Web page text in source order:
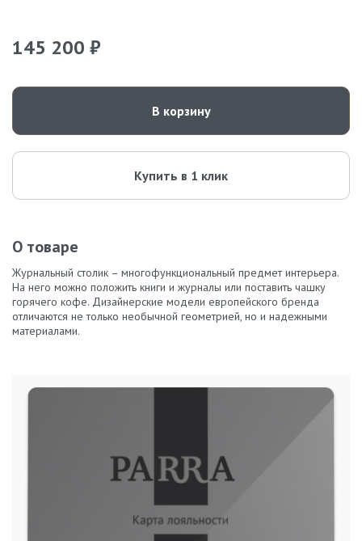
145 200 ₽
В корзину
Купить в 1 клик
О товаре
Журнальный столик – многофункциональный предмет интерьера.
На него можно положить книги и журналы или поставить чашку
горячего кофе. Дизайнерские модели европейского бренда
отличаются не только необычной геометрией, но и надежными
материалами.